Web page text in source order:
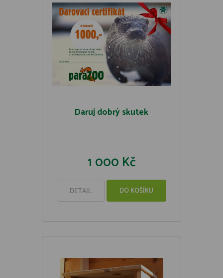
Daruj dobrý skutek
1 000 Kč
DETAIL DO KOŠÍKU